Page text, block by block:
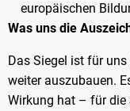
europäischen
Was uns die
Das Siegel ist für
weiter auszubauen.
Wirkung hat – für die